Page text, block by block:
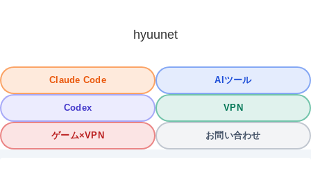
hyuunet
Claude Code AIツール
Codex VPN
ゲーム×VPN お問い合わせ